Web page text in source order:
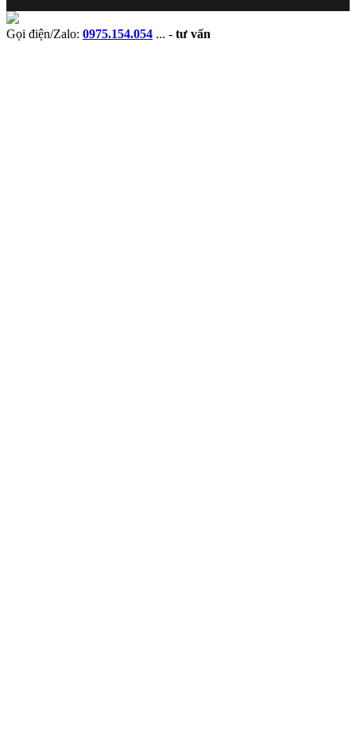
Gọi điện/Zalo: 0975.154.054 ... - tư vấn